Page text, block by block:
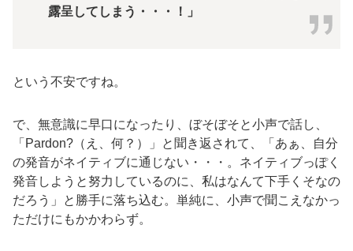
露呈してしまう・・・！」
という不安ですね。
で、無意識に早口になったり、ぼそぼそと小声で話し、
「Pardon?（え、何？）」と聞き返されて、「あぁ、自分
の発音がネイティブに通じない・・・。ネイティブっぽく
発音しようと努力しているのに、私はなんて下手くそなの
だろう」と勝手に落ち込む。単純に、小声で聞こえなかっ
ただけにもかかわらず。